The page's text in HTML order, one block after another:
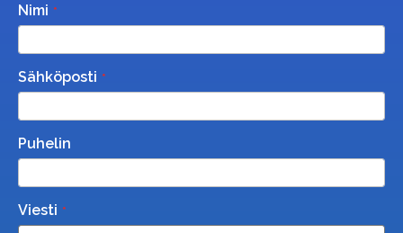
Nimi
Sähköposti
Puhelin
Viesti